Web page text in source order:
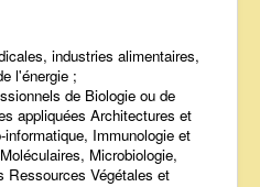
industries alimentaires,
l'énergie ;
de Biologie ou de
appliquées Architectures et
Immunologie et
Microbiologie,
Ressources Végétales et